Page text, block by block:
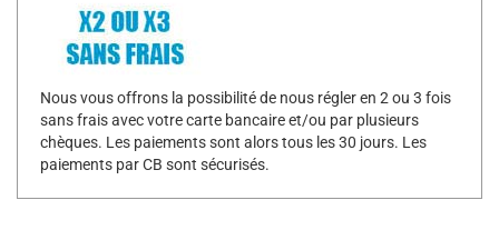
Nous vous offrons la possibilité de nous régler en 2 ou 3 fois
sans frais avec votre carte bancaire et/ou par plusieurs
chèques. Les paiements sont alors tous les 30 jours. Les
paiements par CB sont sécurisés.